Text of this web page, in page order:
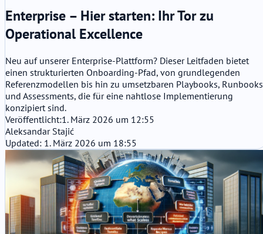
Enterprise – Hier starten: Ihr Tor zu
Operational Excellence
Neu auf unserer Enterprise-Plattform? Dieser Leitfaden bietet
einen strukturierten Onboarding-Pfad, von grundlegenden
Referenzmodellen bis hin zu umsetzbaren Playbooks, Runbooks
und Assessments, die für eine nahtlose Implementierung
konzipiert sind.
Veröffentlicht:1. März 2026 um 12:55
Aleksandar Stajić
Updated: 1. März 2026 um 18:55